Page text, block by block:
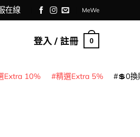
在線 MeWe
登入 / 註冊 0
Extra 10% 精選Extra 5% 💲0換